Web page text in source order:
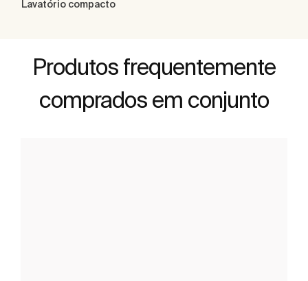
Lavatório compacto
Produtos frequentemente
comprados em conjunto